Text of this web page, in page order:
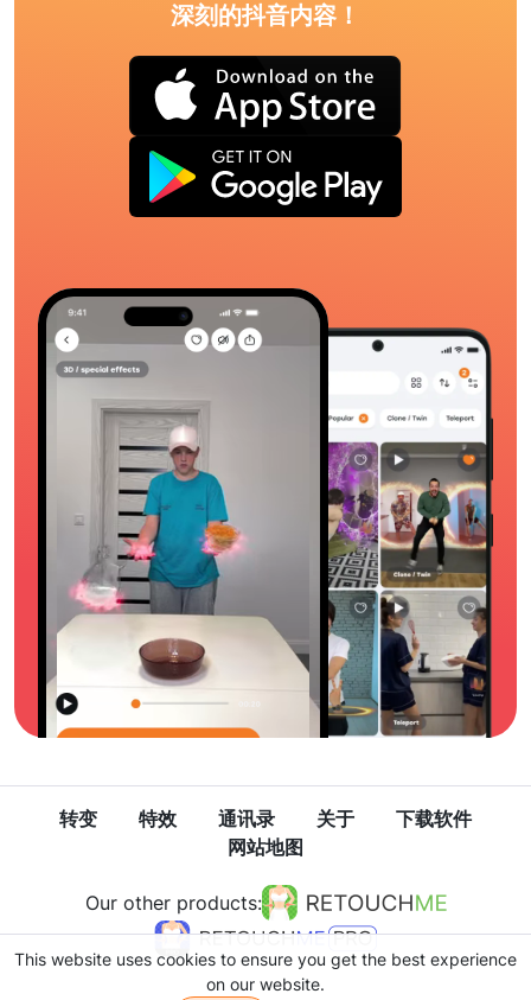
深刻的抖音内容！
转变 特效 通讯录 关于
下载软件
网站地图
Our other products:
This website uses cookies to ensure you get the best experience
on our website.